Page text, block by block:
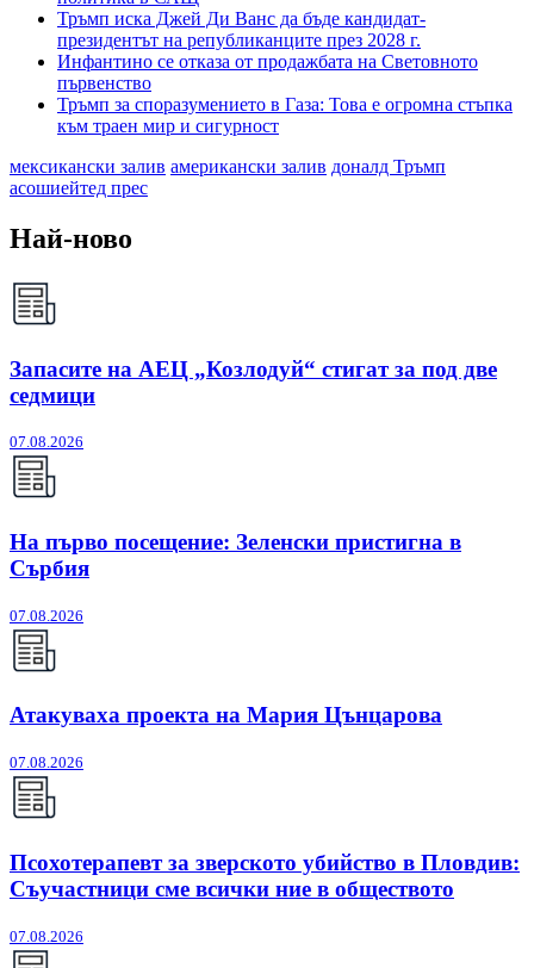
Тръмп иска Джей Ди Ванс да бъде кандидат-
президентът на републиканците през 2028 г.
Инфантино се отказа от продажбата на Световното
първенство
Тръмп за споразумението в Газа: Това е огромна стъпка
към траен мир и сигурност
мексикански залив американски залив доналд Тръмп
асошиейтед прес
Най-ново
Запасите на АЕЦ „Козлодуй“ стигат за под две
седмици
07.08.2026
На първо посещение: Зеленски пристигна в
Сърбия
07.08.2026
Атакуваха проекта на Мария Цънцарова
07.08.2026
Псохотерапевт за зверското убийство в Пловдив:
Съучастници сме всички ние в обществото
07.08.2026